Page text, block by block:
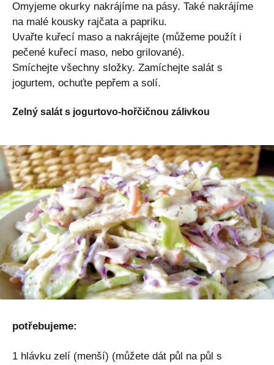
Omyjeme okurky nakrájíme na pásy. Také nakrájíme
na malé kousky rajčata a papriku.
Uvařte kuřecí maso a nakrájejte (můžeme použít i
pečené kuřecí maso, nebo grilované).
Smíchejte všechny složky. Zamíchejte salát s
jogurtem, ochuťte pepřem a solí.
Zelný salát s jogurtovo-hořčičnou zálivkou
potřebujeme:
1 hlávku zelí (menší) (můžete dát půl na půl s